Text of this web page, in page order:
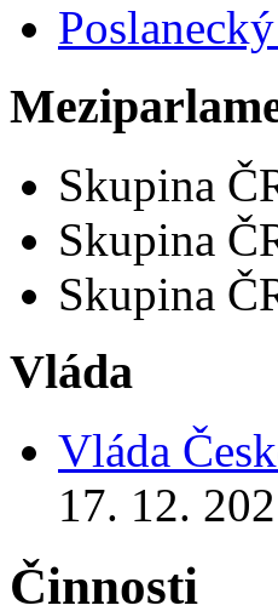
Skupina
Skupina
Skupina
Vláda
Vláda
17. 12.
Činnosti